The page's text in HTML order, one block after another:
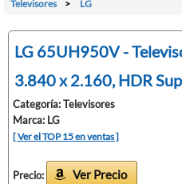
Televisores LG
LG 65UH950V -
3.840 x 2.160, HDR
Categoría: Televisores
Marca: LG
[ Ver el TOP 15 en ventas ]
Precio: Ver Precio